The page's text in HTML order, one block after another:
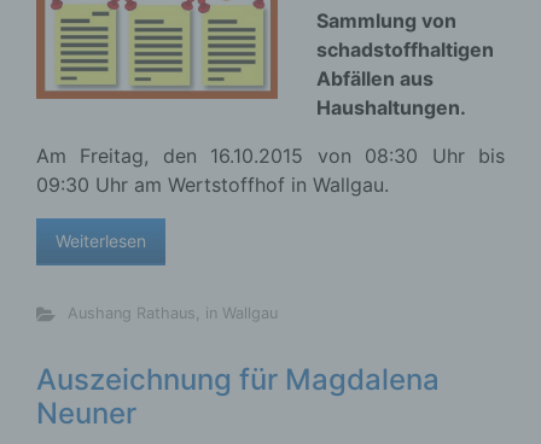
Sammlung von
schadstoffhaltigen
Abfällen aus
Haushaltungen.
Am Freitag, den 16.10.2015 von 08:30 Uhr bis
09:30 Uhr am Wertstoffhof in Wallgau.
Weiterlesen
Aushang Rathaus, in Wallgau
Auszeichnung für Magdalena
Neuner